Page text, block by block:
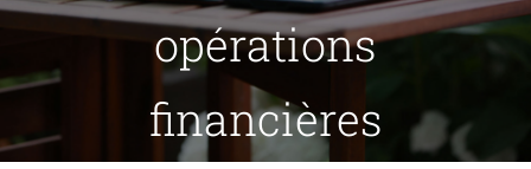
opérations
financières